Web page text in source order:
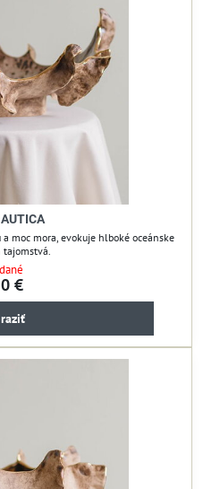
a moc mora, evokuje hlboké oceánske
€